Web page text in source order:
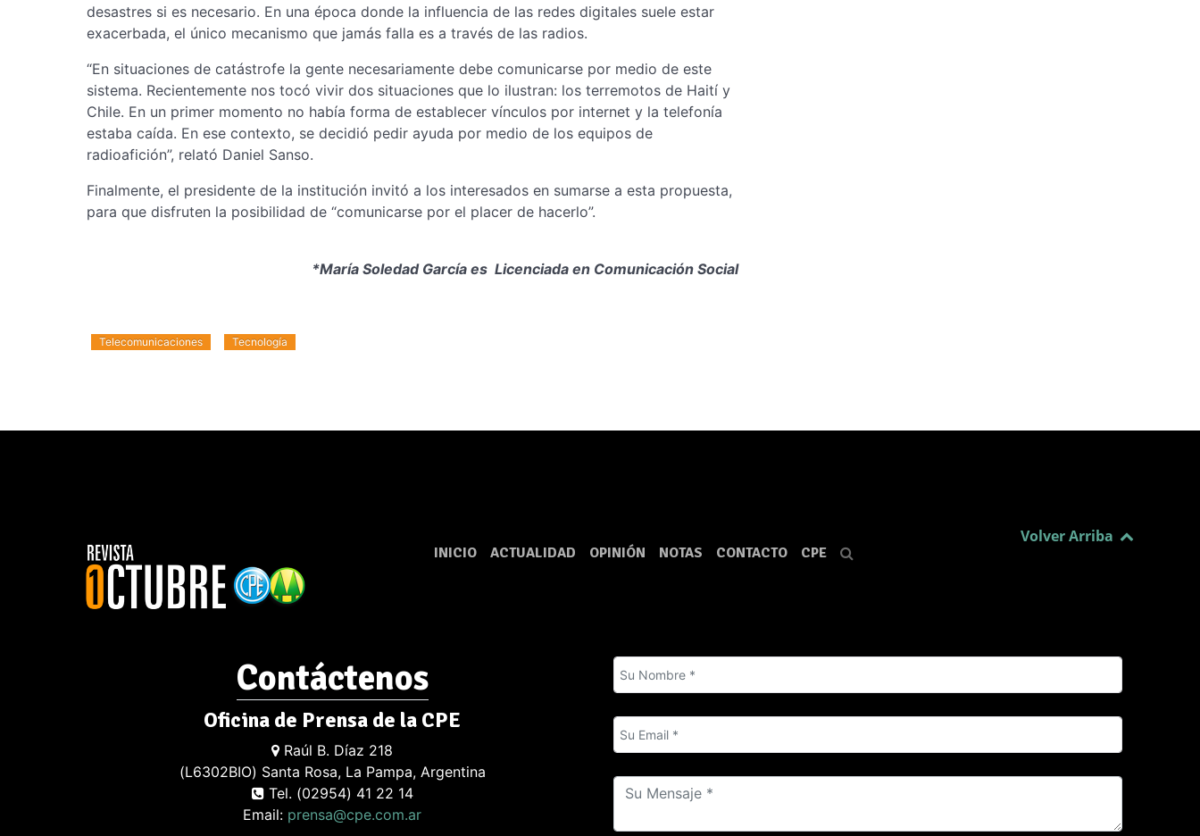
desastres si es necesario. En una época donde la influencia de las redes digitales suele estar
exacerbada, el único mecanismo que jamás falla es a través de las radios.
“En situaciones de catástrofe la gente necesariamente debe comunicarse por medio de este
sistema. Recientemente nos tocó vivir dos situaciones que lo ilustran: los terremotos de Haití y
Chile. En un primer momento no había forma de establecer vínculos por internet y la telefonía
estaba caída. En ese contexto, se decidió pedir ayuda por medio de los equipos de
radioafición”, relató Daniel Sanso.
Finalmente, el presidente de la institución invitó a los interesados en sumarse a esta propuesta,
para que disfruten la posibilidad de “comunicarse por el placer de hacerlo”.
*María Soledad García es Licenciada en Comunicación Social
Telecomunicaciones Tecnología
INICIO ACTUALIDAD OPINIÓN NOTAS CONTACTO CPE
Volver Arriba
Contáctenos
Oficina de Prensa de la CPE
Raúl B. Díaz 218
(L6302BIO) Santa Rosa, La Pampa, Argentina
Tel. (02954) 41 22 14
Email: prensa@cpe.com.ar